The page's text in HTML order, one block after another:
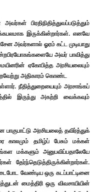
பிரதிநிதித்துவப்படுத்தும்
இருக்கின்றார்கள். எனவே
அவர்களால் ஓரம் கட்ட முடியாது
அவர் பாவித்து
ஏகோபித்த அரசியலையும்
அதிகாரம் கொண்ட
நீதித்துறையையும் அரசாங்கப்
இருந்து அகற்றி வைக்கவும்
அரசியலைத் தவிர்த்துக்
தமிழ்ப் பேசும் மக்கள்
மக்களும் அனுபவிப்பதாலேயே
தேர்ந்தெடுத்திருக்கின்றார்கள்.
வேண்டிய ஒரு கடப்பாட்டினை
மைத்திரி ஒரு விவசாயியின்